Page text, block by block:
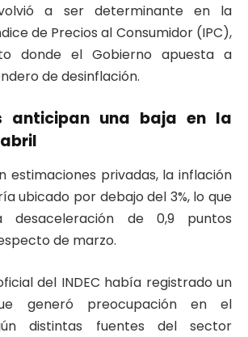
a ser determinante en la
de Precios al Consumidor (IPC),
donde el Gobierno apuesta a
de desinflación.
anticipan una baja en la
estimaciones privadas, la inflación
ubicado por debajo del 3%, lo que
desaceleración de 0,9 puntos
de marzo.
del INDEC había registrado un
generó preocupación en el
distintas fuentes del sector